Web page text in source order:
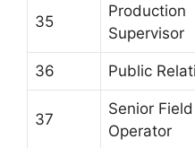
35
Production
Supervisor
36 Public
37
Senior Field
Operator